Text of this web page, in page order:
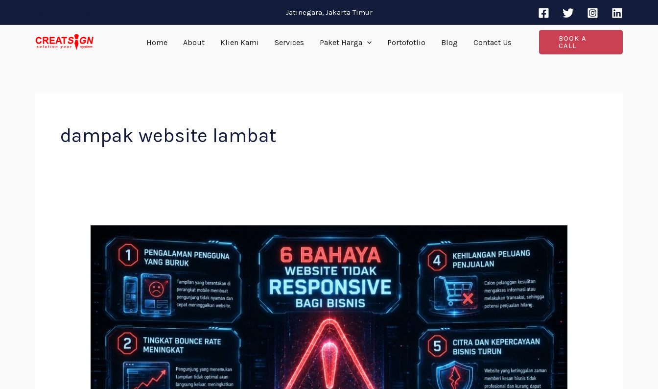
to
Jatinegara, Jakarta Timur
Home About Klien Kami Services Paket Harga Portofotlio Blog Contact Us
BOOK A
CALL
dampak website lambat
Bahaya
Website
Tidak
Responsive
bagi